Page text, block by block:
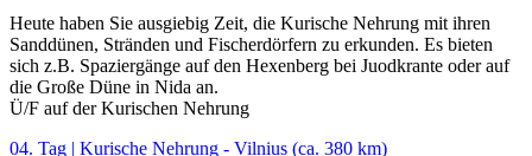
Heute haben Sie ausgiebig Zeit, die Kurische Nehrung mit ihren
Sanddünen, Stränden und Fischerdörfern zu erkunden. Es bieten
sich z.B. Spaziergänge auf den Hexenberg bei Juodkrante oder auf
die Große Düne in Nida an.
Ü/F auf der Kurischen Nehrung
04. Tag | Kurische Nehrung - Vilnius (ca. 380 km)